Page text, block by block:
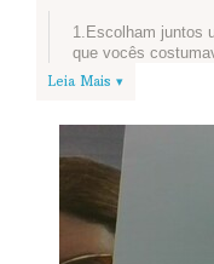
1.Escolham juntos
que vocês
2.Pausa! Vamos
reutilizar o que
turma são super
Artistas do Plástico
3.Depois de
O primeiro passo é
pode reutilizar o
Leia Mais ▾